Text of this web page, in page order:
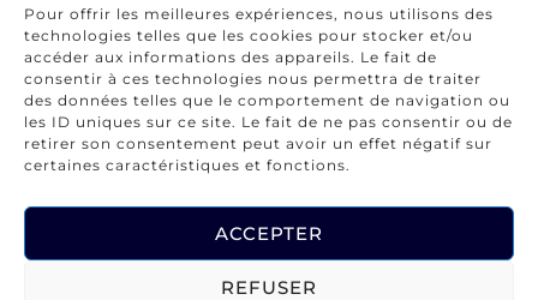
Pour offrir les meilleures expériences, nous utilisons des
technologies telles que les cookies pour stocker et/ou
accéder aux informations des appareils. Le fait de
consentir à ces technologies nous permettra de traiter
des données telles que le comportement de navigation ou
les ID uniques sur ce site. Le fait de ne pas consentir ou de
retirer son consentement peut avoir un effet négatif sur
certaines caractéristiques et fonctions.
ACCEPTER
REFUSER